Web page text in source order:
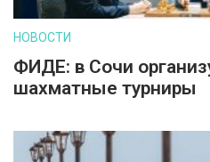
НОВОСТИ
ФИДЕ: в Сочи
шахматные турниры